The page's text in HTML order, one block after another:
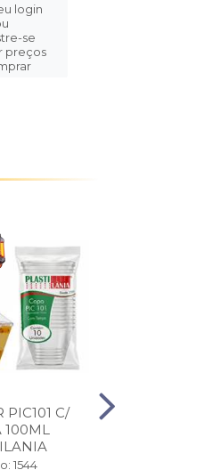
login
se
preços
PIC101 C/
100ML
1544